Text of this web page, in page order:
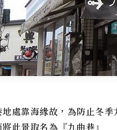
地處靠海緣故，為防止冬
此景取名為『九曲巷』